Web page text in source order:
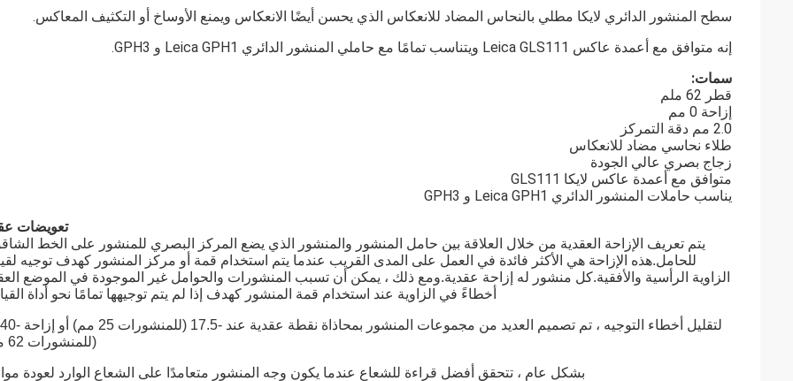
سطح المنشور الدائري لايكا مطلي بالنحاس المضاد للانعكاس الذي يحسن أيضًا الانعكاس ويمنع الأوساخ أو التكثيف المعاكس.
إنه متوافق مع أعمدة عاكس Leica GLS111 ويتناسب تمامًا مع حاملي المنشور الدائري Leica GPH1 و GPH3.
سمات:
قطر 62 ملم
إزاحة 0 مم
2.0 مم دقة التمركز
طلاء نحاسي مضاد للانعكاس
زجاج بصري عالي الجودة
متوافق مع أعمدة عاكس لايكا GLS111
يناسب حاملات المنشور الدائري Leica GPH1 و GPH3
تعويضات
يتم تعريف الإزاحة العقدية من خلال العلاقة بين حامل المنشور والمنشور الذي يضع المركز البصري للمنشور على الخط
للحامل.هذه الإزاحة هي الأكثر فائدة في العمل على المدى القريب عندما يتم استخدام قمة أو مركز المنشور كهدف توجيه
الزاوية الرأسية والأفقية.كل منشور له إزاحة عقدية.ومع ذلك ، يمكن أن تسبب المنشورات والحوامل غير الموجودة في الموضع
أخطاءً في الزاوية عند استخدام قمة المنشور كهدف إذا لم يتم توجيهها تمامًا نحو أداة
(للمنشورات 62 مم).
بشكل عام ، تتحقق أفضل قراءة للشعاع عندما يكون وجه المنشور متعامدًا على الشعاع الوارد لعودة